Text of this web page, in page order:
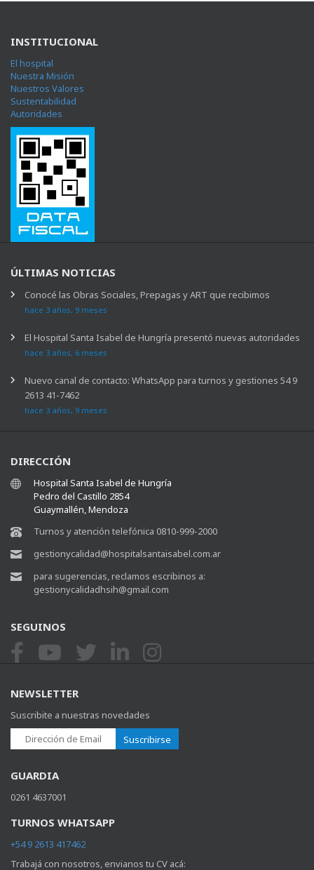
INSTITUCIONAL
El hospital
Nuestra Misión
Nuestros Valores
Sustentabilidad
Autoridades
ÚLTIMAS NOTICIAS
Conocé las Obras Sociales, Prepagas y ART que recibimos
hace 3 años, 9 meses
El Hospital Santa Isabel de Hungría presentó nuevas autoridades
hace 3 años, 6 meses
Nuevo canal de contacto: WhatsApp para turnos y gestiones 54 9
2613 41-7462
hace 3 años, 9 meses
DIRECCIÓN
Hospital Santa Isabel de Hungría
Pedro del Castillo 2854
Guaymallén, Mendoza
Turnos y atención telefónica 0810-999-2000
gestionycalidad@hospitalsantaisabel.com.ar
para sugerencias, reclamos escribinos a:
gestionycalidadhsih@gmail.com
SEGUINOS
NEWSLETTER
Suscribite a nuestras novedades
Suscribirse
GUARDIA
0261 4637001
TURNOS WHATSAPP
+54 9 2613 417462
Trabajá con nosotros, envianos tu CV acá: